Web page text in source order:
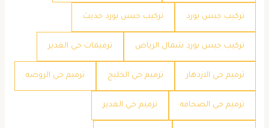
تركيب جبس بورد تركيب جبس بورد حديث
تركيب جبس بورد شمال الرياض ترميمات حي الغدير
ترميم حي الازدهار ترميم حي الخليج ترميم حي الروضه
ترميم حي الصحافه ترميم حي الغدير